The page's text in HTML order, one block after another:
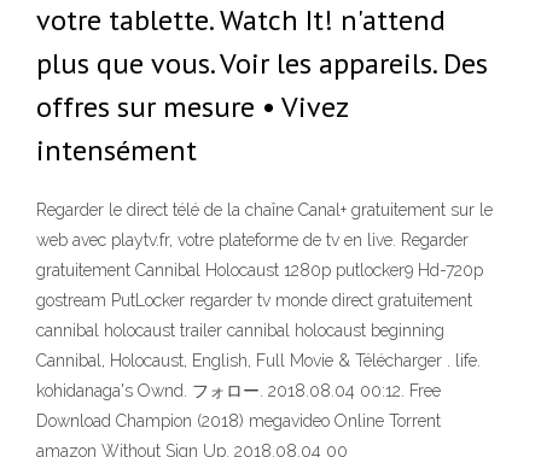
votre tablette. Watch It! n'attend
plus que vous. Voir les appareils. Des
offres sur mesure • Vivez
intensément
Regarder le direct télé de la chaîne Canal+ gratuitement sur le
web avec playtv.fr, votre plateforme de tv en live. Regarder
gratuitement Cannibal Holocaust 1280p putlocker9 Hd-720p
gostream PutLocker regarder tv monde direct gratuitement
cannibal holocaust trailer cannibal holocaust beginning
Cannibal, Holocaust, English, Full Movie & Télécharger . life.
kohidanaga's Ownd. フォロー. 2018.08.04 00:12. Free
Download Champion (2018) megavideo Online Torrent
amazon Without Sign Up. 2018.08.04 00